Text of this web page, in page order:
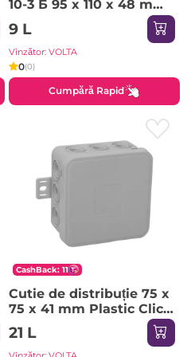
10-3 Б 95 x 110 x 48 mm
Plastic PowMr
9 L
Vînzător: VOLTA
0(0)
Cumpără Rapid
CashBack: 11
Cutie de distribuție 75 x
75 x 41 mm Plastic Click
ORNO
21 L